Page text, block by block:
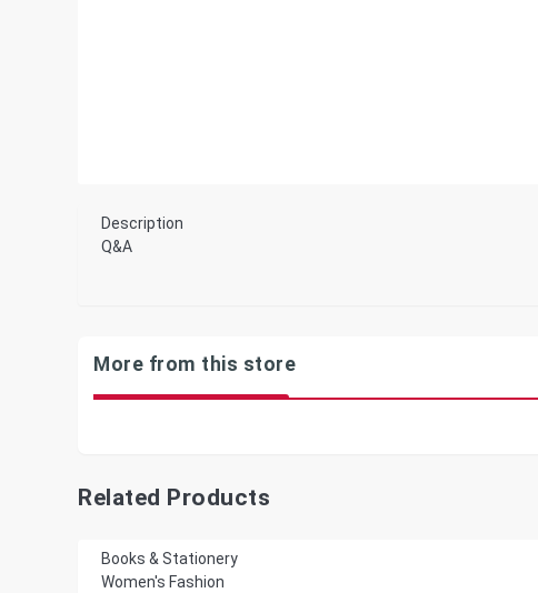
Description
Q&A
More from this store
Related Products
Books & Stationery
Women's Fashion